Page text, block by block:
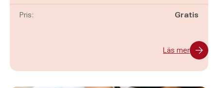
Pris: Gratis
Läs mer